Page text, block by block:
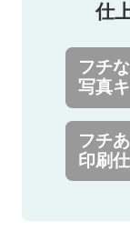
仕
フチ
写真
フチ
印刷